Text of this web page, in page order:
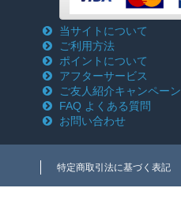
当サイトについて
ご利用方法
ポイントについて
アフターサービス
ご友人紹介キャンペーン
FAQ よくある質問
お問い合わせ
特定商取引法に基づく表記